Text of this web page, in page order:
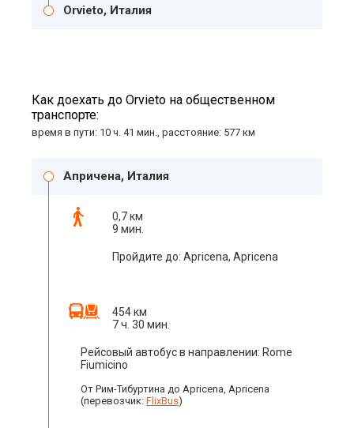
Orvieto, Италия
Как доехать до Orvieto на общественном
транспорте:
время в пути: 10 ч. 41 мин., расстояние: 577 км
Апричена, Италия
0,7 км
9 мин.
Пройдите до: Apricena, Apricena
454 км
7 ч. 30 мин.
Рейсовый автобус в направлении: Rome
Fiumicino
От Рим-Тибуртина до Apricena, Apricena
(перевозчик: FlixBus)